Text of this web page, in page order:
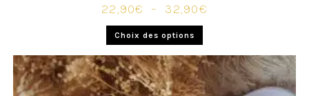
22,90€ – 32,90€
Choix des options